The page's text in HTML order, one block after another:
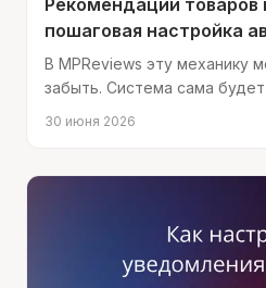
Рекомендации товаров
пошаговая настройка
кросс-продаж
В MPReviews эту механику
забыть. Система сама
30 июня 2026